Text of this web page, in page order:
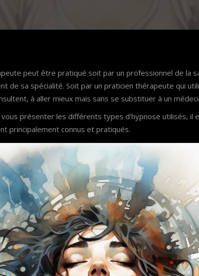
peut être pratiqué soit par un professionnel de la
de sa spécialité. Soit par un praticien thérapeute qui
à aller mieux mais sans se substituer à un
présenter les différents types d’hypnose utilisés, il
principalement connus et pratiqués.